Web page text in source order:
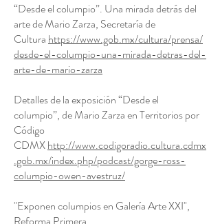
“Desde el columpio”. Una mirada detrás del
arte de Mario Zarza, Secretaría de
Cultura https://www.gob.mx/cultura/prensa/
desde-el-columpio-una-mirada-detras-del-
arte-de-mario-zarza
Detalles de la exposición “Desde el
columpio”, de Mario Zarza en Territorios por
Código
CDMXhttp://www.codigoradio.cultura.cdmx
.gob.mx/index.php/podcast/gorge-ross-
columpio-owen-avestruz/
"Exponen columpios en Galería Arte XXI",